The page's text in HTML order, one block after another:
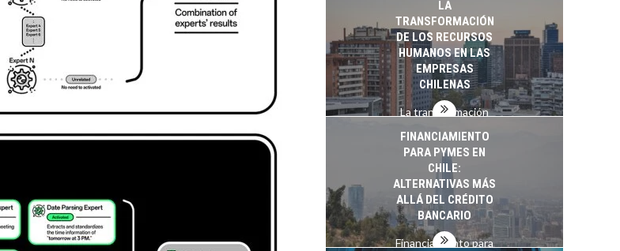
startups…
LA
TRANSFORMACIÓN
DE LOS RECURSOS
HUMANOS EN LAS
EMPRESAS
CHILENAS
La transformación
recursos humanos en
las empresas…
FINANCIAMIENTO
PARA PYMES EN
CHILE:
ALTERNATIVAS MÁS
ALLÁ DEL CRÉDITO
BANCARIO
Financiamiento para